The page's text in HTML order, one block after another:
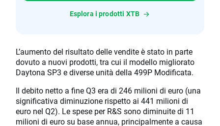
Esplora i prodotti XTB
L’aumento del risultato delle vendite è stato in parte
dovuto a nuovi prodotti, tra cui il modello migliorato
Daytona SP3 e diverse unità della 499P Modificata.
Il debito netto a fine Q3 era di 246 milioni di euro (una
significativa diminuzione rispetto ai 441 milioni di
euro nel Q2). Le spese per R&S sono diminuite di 11
milioni di euro su base annua, principalmente a causa